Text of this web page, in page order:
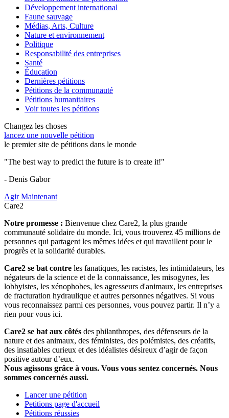
Développement international
Faune sauvage
Médias, Arts, Culture
Nature et environnement
Politique
Responsabilité des entreprises
Santé
Éducation
Dernières pétitions
Pétitions de la communauté
Pétitions humanitaires
Voir toutes les pétitions
Changez les choses
lancez une nouvelle pétition
le premier site de pétitions dans le monde
"The best way to predict the future is to create it!"
- Denis Gabor
Agir Maintenant
Care2
Notre promesse : Bienvenue chez Care2, la plus grande
communauté solidaire du monde. Ici, vous trouverez 45 millions de
personnes qui partagent les mêmes idées et qui travaillent pour le
progrès et la solidarité durables.
Care2 se bat contre les fanatiques, les racistes, les intimidateurs, les
négateurs de la science et de la connaissance, les misogynes, les
lobbyistes, les xénophobes, les agresseurs d'animaux, les entreprises
de fracturation hydraulique et autres personnes négatives. Si vous
vous reconnaissez parmi ces personnes, vous pouvez partir. Il n’y a
rien pour vous ici.
Care2 se bat aux côtés des philanthropes, des défenseurs de la
nature et des animaux, des féministes, des polémistes, des créatifs,
des insatiables curieux et des idéalistes désireux d’agir de façon
positive autour d’eux.
Nous agissons grâce à vous. Vous vous sentez concernés. Nous
sommes concernés aussi.
Lancer une pétition
Petitions page d'accueil
Pétitions réussies